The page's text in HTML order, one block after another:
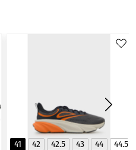
40 40.5
41
41 42 42.5 43 44 44.5